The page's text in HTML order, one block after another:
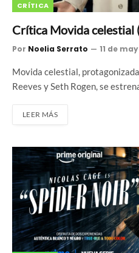
CRÍTICA
Crítica Movida celestial
Por Noelia Serrato 11 de
Movida celestial,
Reeves y Seth Rogen, se
LEER MÁS